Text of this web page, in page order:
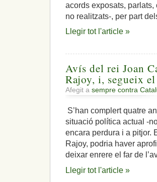
acords exposats, parlats,
no realitzats-, per part
Llegir tot l'article »
Avís del rei Joan
Rajoy, i, segueix
Afegit a sempre contra
S’han complert quatre
situació política actual -
encara perdura i a pitjor.
Rajoy, podria haver
deixar enrere el far de
Llegir tot l'article »